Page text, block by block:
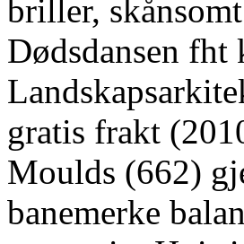
briller,
Dødsdansen fht
gratis frakt
Moulds (662)
banemerke